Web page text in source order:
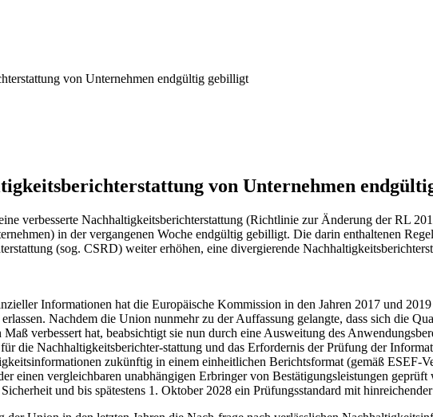
von Unternehmen endgültig gebilligt
von Unternehmen
verbesserte Nachhaltigkeitsberichterstattung (Richtlinie zur Änderung der RL
in der vergangenen Woche endgültig gebilligt. Die darin enthaltenen
(sog. CSRD) weiter erhöhen, eine divergierende
Informationen hat die Europäische Kommission in den Jahren 2017 und
Nachdem die Union nunmehr zu der Auffassung gelangte, dass sich die
verbessert hat, beabsichtigt sie nun durch eine Ausweitung des
die Nachhaltigkeitsberichter-stattung und das Erfordernis der Prüfung der
zukünftig in einem einheitlichen Berichtsformat (gemäß
einen vergleichbaren unabhängigen Erbringer von Bestätigungsleistungen
und bis spätestens 1. Oktober 2028 ein Prüfungsstandard mit